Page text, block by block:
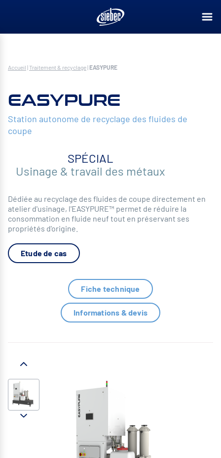
Accueil |Traitement & recyclage|EASYPURE
EASYPURE
Station autonome de recyclage des fluides de
coupe
SPÉCIAL
Usinage & travail des métaux
Dédiée au recyclage des fluides de coupe directement en
atelier d'usinage, l'EASYPURE™ permet de réduire la
consommation en fluide neuf tout en préservant ses
propriétés d'origine.
Etude de cas
Fiche technique
Informations & devis